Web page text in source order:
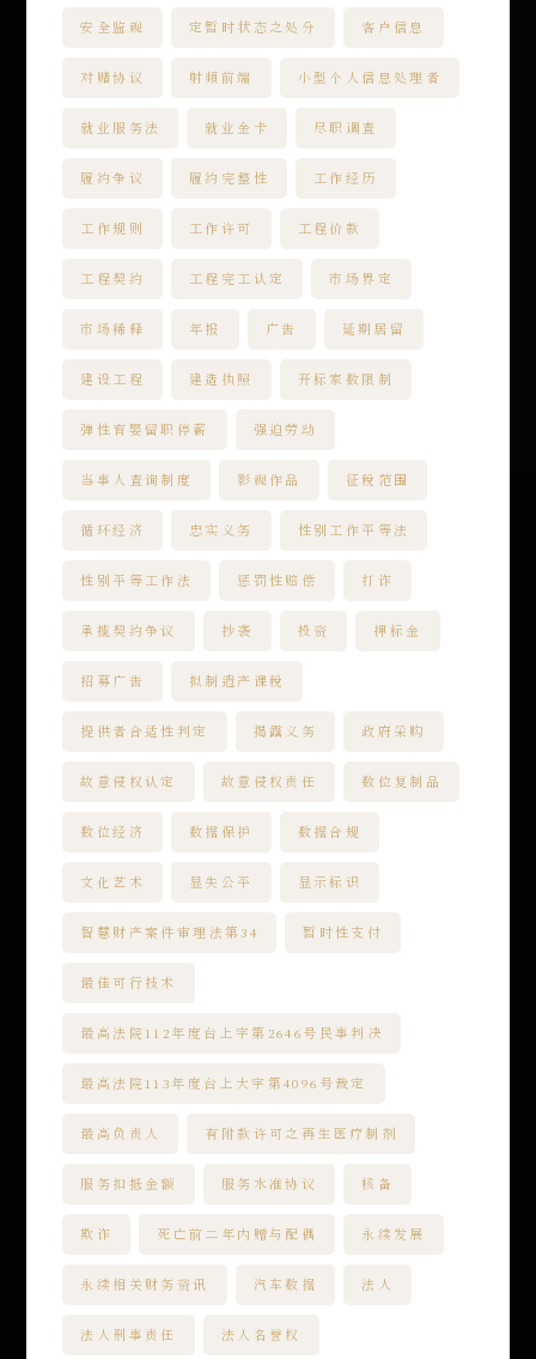
安全监视 定暂时状态之处分 客户信息
对赌协议 射頻前端 小型个人信息处理者
就业服务法 就业金卡 尽职调查
履约争议 履约完整性 工作经历
工作规则 工作许可 工程价款
工程契约 工程完工认定 市场界定
市场稀释 年报 广告 延期居留
建设工程 建造执照 开标家数限制
弹性育婴留职停薪 强迫劳动
当事人查询制度 影视作品 征税范围
循环经济 忠实义务 性别工作平等法
性别平等工作法 惩罚性赔偿 打诈
承揽契约争议 抄袭 投资 押标金
招募广告 拟制遗产课税
提供者合适性判定 揭露义务 政府采购
故意侵权认定 故意侵权责任 数位复制品
数位经济 数据保护 数据合规
文化艺术 显失公平 显示标识
智慧财产案件审理法第34 暂时性支付
最佳可行技术
最高法院112年度台上字第2646号民事判决
最高法院113年度台上大字第4096号裁定
最高负责人 有附款许可之再生医疗制剂
服务扣抵金额 服务水准协议 核备
欺诈 死亡前二年内赠与配偶 永续发展
永续相关财务资讯 汽车数据 法人
法人刑事责任 法人名誉权